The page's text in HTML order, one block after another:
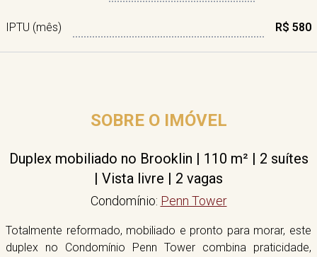
IPTU (mês) R$ 580
SOBRE O IMÓVEL
Duplex mobiliado no Brooklin | 110 m² | 2 suítes
| Vista livre | 2 vagas
Condomínio: Penn Tower
Totalmente reformado, mobiliado e pronto para morar, este
duplex no Condomínio Penn Tower combina praticidade,